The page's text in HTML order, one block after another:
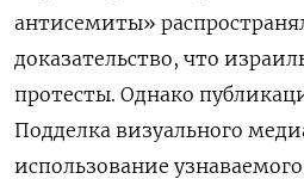
антисемиты»
доказательство, что
протесты. Однако
Подделка визуального
использование